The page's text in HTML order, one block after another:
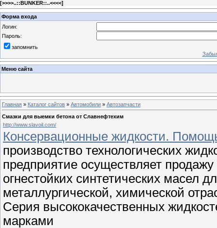
[>>>>..::BUNKER::..<<<<]
Форма входа
Логин:
Пароль:
запомнить
Меню сайта
Главная » Каталог сайтов » Автомобили » Автозапчасти
Смазки для выемки бетона от Славнефтехим
http://www.slavoil.com/
Консервационные жидкости.
производство технологических
предприятие осуществляет
огнестойких синтетических масел
металлургической, химической
Серия высококачественных
марками